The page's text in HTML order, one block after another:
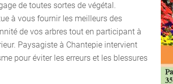
de toutes sortes de végétal.
à vous fournir les meilleurs des
de vos arbres tout en participant à
Paysagiste à Chantepie intervient
pour éviter les erreurs et les blessures